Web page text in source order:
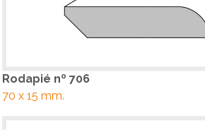
Rodapié nº 706
70 x 15 mm.